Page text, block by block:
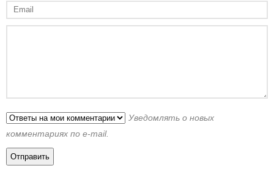
Уведомлять о новых
комментариях по e-mail.